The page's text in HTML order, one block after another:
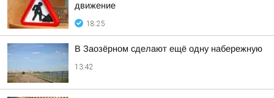
движение
18:25
В Заозёрном сделают ещё одну набережную
13:42